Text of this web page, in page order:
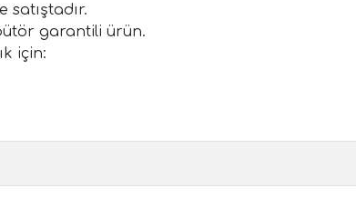
satıştadır.
garantili ürün.
için: